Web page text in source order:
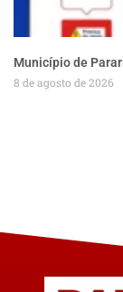
Município de
8 de agosto de 2026